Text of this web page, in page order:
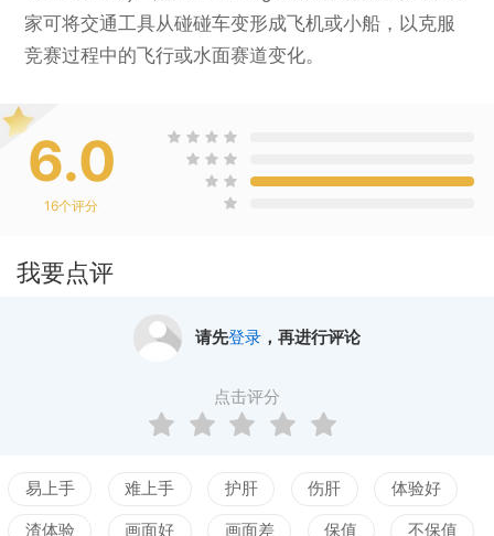
家可将交通工具从碰碰车变形成飞机或小船，以克服
竞赛过程中的飞行或水面赛道变化。
6.0
16个评分
我要点评
请先登录，再进行评论
点击评分
易上手 难上手 护肝 伤肝 体验好
渣体验 画面好 画面差 保值 不保值